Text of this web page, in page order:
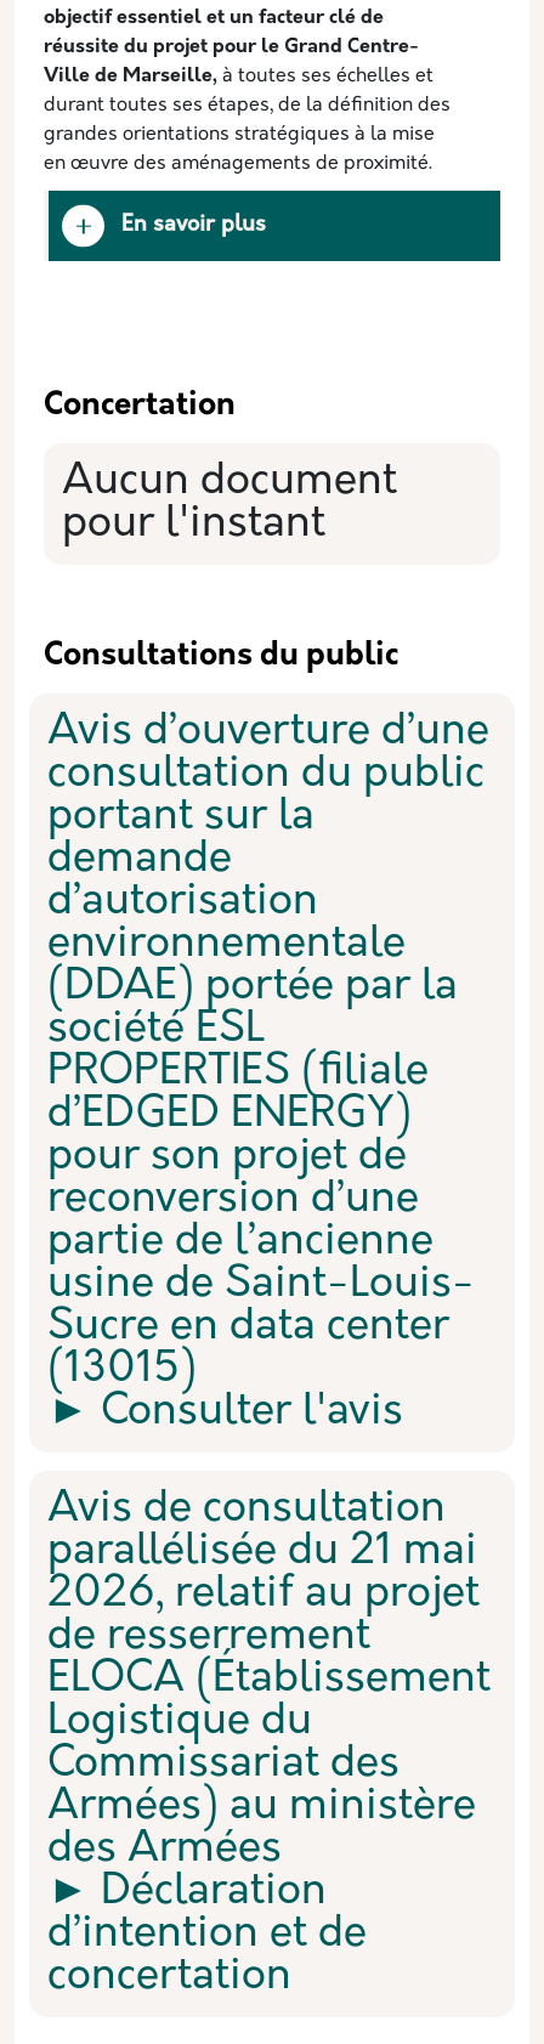
objectif essentiel et un facteur clé de
réussite du projet pour le Grand Centre-
Ville de Marseille, à toutes ses échelles et
durant toutes ses étapes, de la définition des
grandes orientations stratégiques à la mise
en œuvre des aménagements de proximité.
En savoir plus
Concertation
Aucun document
pour l'instant
Consultations du public
Avis d’ouverture d’une
consultation du public
portant sur la
demande
d’autorisation
environnementale
(DDAE) portée par la
société ESL
PROPERTIES (filiale
d’EDGED ENERGY)
pour son projet de
reconversion d’une
partie de l’ancienne
usine de Saint-Louis-
Sucre en data center
(13015)
► Consulter l'avis
Avis de consultation
parallélisée du 21 mai
2026, relatif au projet
de resserrement
ELOCA (Établissement
Logistique du
Commissariat des
Armées) au ministère
des Armées
► Déclaration
d’intention et de
concertation